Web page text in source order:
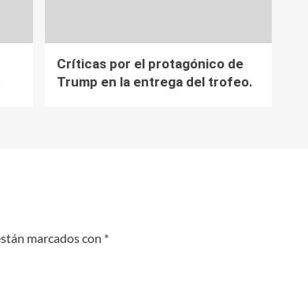
Críticas por el protagónico de
Trump en la entrega del trofeo.
marcados con *